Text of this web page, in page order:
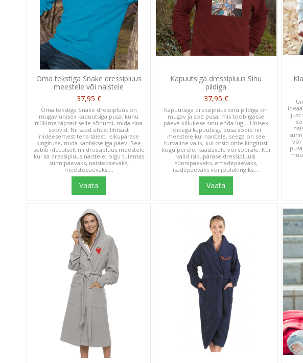
Oma tekstiga Snake dressipluus
meestele või naistele
37,95 €
Oma tekstiga Snake dressipluus on
mugav unisex kapuutsiga pusa, kuhu
trükime täpselt selle sõnumi, mida sina
soovid. Nii saad ühest lihtsast
riideesemest teha täiesti isikupärase
kingituse, mida kantakse iga päev. See
sobib ideaalselt nii dressipluus meestele
kui ka dressipluus naistele, olgu tulemas
sünnipäevaks, naistepäevaks,
meestepäevaks,...
Vaata
Kapuutsiga dressipluus Sinu
pildiga
37,95 €
Kapuutsiga dressipluus sinu pildiga on
mugav ja soe pusa, mis toob igasse
päeva killukese sinu enda lugu. Unisex
lõikega kapuutsiga pusa sobib nii
meestele kui naistele, seega on see
turvaline valik, kui otsid ühte kingitust
kogu perele, kaaslasele või sõbrale. Kui
valid isikupärase dressipluusi
sünnipäevaks, emadepäevaks,
isadepäevaks või jõulukingiks,...
Vaata
just
või